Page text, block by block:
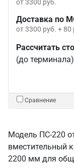
от 3300 руб.
Доставка по
от 3300 руб. +
Рассчитать
(до терминала)
Сравнение
Модель ПС-220
вместительный
2200 мм для